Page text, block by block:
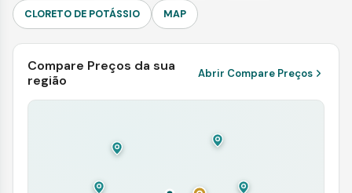
CLORETO DE POTÁSSIO MAP
Compare Preços da sua
região
Abrir Compare Preços